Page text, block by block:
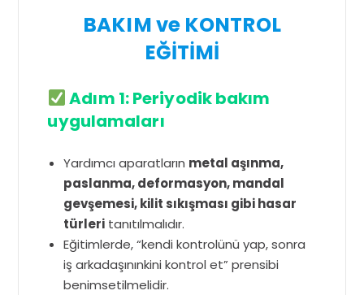
BAKIM ve KONTROL
EĞİTİMİ
Adım 1: Periyodik bakım
uygulamaları
Yardımcı aparatların metal aşınma,
paslanma, deformasyon, mandal
gevşemesi, kilit sıkışması gibi hasar
türleri tanıtılmalıdır.
Eğitimlerde, “kendi kontrolünü yap, sonra
iş arkadaşınınkini kontrol et” prensibi
benimsetilmelidir.